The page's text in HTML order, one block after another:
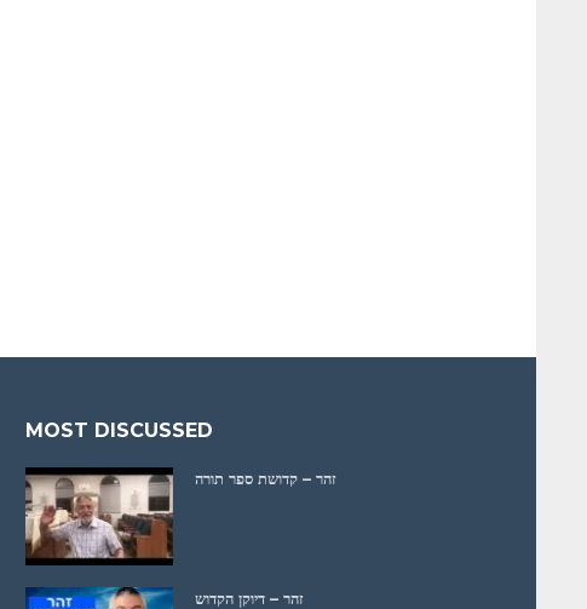
MOST DISCUSSED
זהר – קדושת ספר תורה
זהר – דיוקן הקדוש